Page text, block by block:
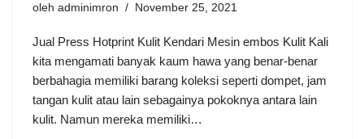
oleh adminimron November 25, 2021
Jual Press Hotprint Kulit Kendari Mesin embos Kulit Kali
kita mengamati banyak kaum hawa yang benar-benar
berbahagia memiliki barang koleksi seperti dompet, jam
tangan kulit atau lain sebagainya pokoknya antara lain
kulit. Namun mereka memiliki…